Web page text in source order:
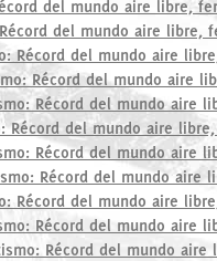
del mundo aire libre,
del mundo aire libre,
Récord del mundo aire
Récord del mundo aire
Récord del mundo aire
Récord del mundo aire
Récord del mundo aire
Récord del mundo aire
Récord del mundo aire
Récord del mundo aire
Récord del mundo aire